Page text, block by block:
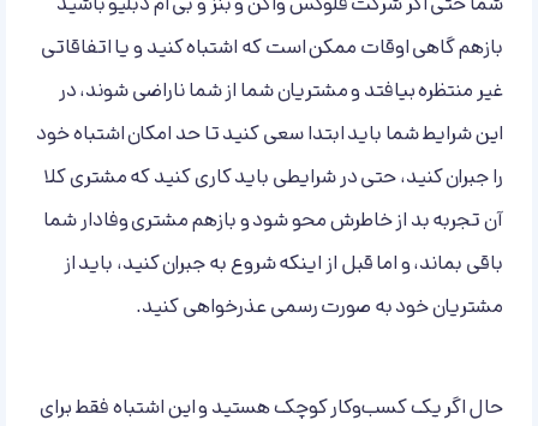
شما حتی اگر شرکت فلوکس واگن و بنز و بی ام دبلیو باشید
بازهم گاهی اوقات ممکن است که اشتباه کنید و یا اتفاقاتی
غیر منتظره بیافتد و مشتریان شما از شما ناراضی شوند، در
این شرایط شما باید ابتدا سعی کنید تا حد امکان اشتباه خود
را جبران کنید، حتی در شرایطی باید کاری کنید که مشتری کلا
آن تجربه بد از خاطرش محو شود و بازهم مشتری وفادار شما
باقی بماند، و اما قبل از اینکه شروع به جبران کنید، باید از
مشتریان خود به صورت رسمی عذرخواهی کنید.
حال اگر یک کسب‌وکار کوچک هستید و این اشتباه فقط برای